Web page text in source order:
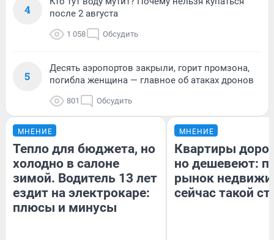
4
после 2 августа
1 058 Обсудить
5
Десять аэропортов закрыли, горит промзона,
погибла женщина — главное об атаках дронов
801 Обсудить
МНЕНИЕ
Тепло для бюджета, но
холодно в салоне
зимой. Водитель 13 лет
ездит на электрокаре:
плюсы и минусы
МНЕНИЕ
Квартиры
но дешевеют:
рынок
сейчас такой